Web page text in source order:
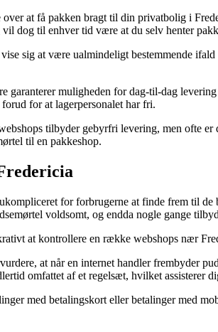
at få pakken bragt til din privatbolig i
dog til enhver tid være at du selv henter
sig at være ualmindeligt bestemmende
garanterer muligheden for dag-til-dag
for at lagerpersonalet har fri.
tilbyder gebyrfri levering, men ofte
til en pakkeshop.
for forbrugerne at finde frem til
voldsomt, og endda nogle gange
at kontrollere en række webshops nær
at når en internet handler frembyder
omfattet af et regelsæt, hvilket assisterer
med betalingskort eller betalinger med